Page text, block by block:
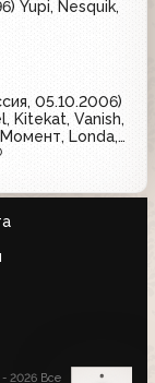
Yupi, Nesquik,
05.10.2006)
Kitekat, Vanish,
Londa,
2026 Все